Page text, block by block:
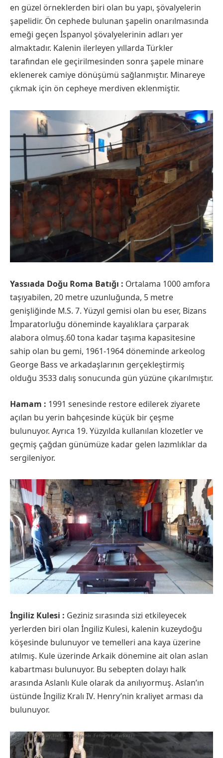
en güzel örneklerden biri olan bu yapı, şövalyelerin
şapelidir. Ön cephede bulunan şapelin onarılmasında
emeği geçen İspanyol şövalyelerinin adları yer
almaktadır. Kalenin ilerleyen yıllarda Türkler
tarafından ele geçirilmesinden sonra şapele minare
eklenerek camiye dönüşümü sağlanmıştır. Minareye
çıkmak için ön cepheye merdiven eklenmiştir.
Yassıada Doğu Roma Batığı : Ortalama 1000 amfora
taşıyabilen, 20 metre uzunluğunda, 5 metre
genişliğinde M.S. 7. Yüzyıl gemisi olan bu eser, Bizans
İmparatorluğu döneminde kayalıklara çarparak
alabora olmuş.60 tona kadar taşıma kapasitesine
sahip olan bu gemi, 1961-1964 döneminde arkeolog
George Bass ve arkadaşlarının gerçekleştirmiş
olduğu 3533 dalış sonucunda gün yüzüne çıkarılmıştır.
Hamam : 1991 senesinde restore edilerek ziyarete
açılan bu yerin bahçesinde küçük bir çeşme
bulunuyor. Ayrıca 19. Yüzyılda kullanılan klozetler ve
geçmiş çağdan günümüze kadar gelen lazımlıklar da
sergileniyor.
İngiliz Kulesi : Geziniz sırasında sizi etkileyecek
yerlerden biri olan İngiliz Kulesi, kalenin kuzeydoğu
köşesinde bulunuyor ve temelleri ana kaya üzerine
atılmış. Kule üzerinde Arkaik dönemine ait olan aslan
kabartması bulunuyor. Bu sebepten dolayı halk
arasında Aslanlı Kule olarak da anılıyormuş. Aslan’ın
üstünde İngiliz Kralı IV. Henry’nin kraliyet arması da
bulunuyor.